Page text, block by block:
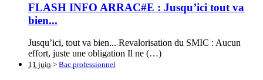
FLASH INFO ARRAC#E : Jusqu’ici tout va
bien...
Jusqu’ici, tout va bien... Revalorisation du SMIC : Aucun
effort, juste une obligation Il ne (…)
11 juin > Bac professionnel